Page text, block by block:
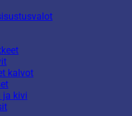
kalvot
ja kivi